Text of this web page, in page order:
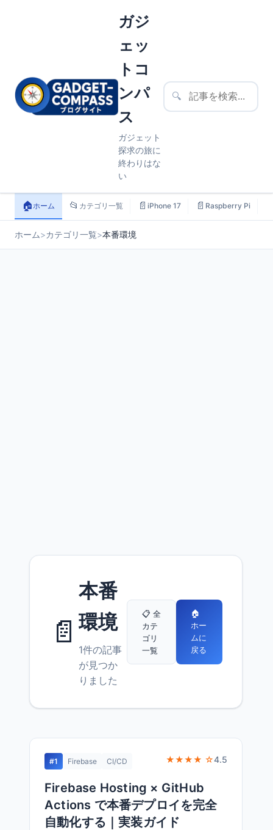
ガジ
ェッ
トコ
ンパ
ス
ガジェット
探求の旅に
終わりはな
い
🔍
🏠ホーム 📂 カテゴリ一覧 📄 iPhone 17 📄 Raspberry Pi
ホーム>カテゴリ一覧>本番環境
📄
本番
環境
1件の記事
が見つか
りました
📋 全
カテ
ゴリ
一覧
🏠
ホー
ムに
戻る
#1 Firebase CI/CD ★★★★ ☆4.5
Firebase Hosting × GitHub
Actions で本番デプロイを完全
自動化する｜実装ガイド